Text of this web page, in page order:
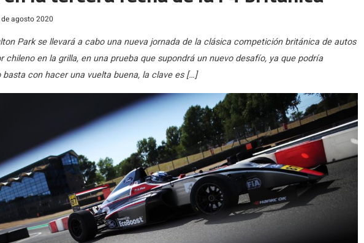
agosto 2020
Park se llevará a cabo una nueva jornada de la clásica competición británica de autos
chileno en la grilla, en una prueba que supondrá un nuevo desafío, ya que podría
basta con hacer una vuelta buena, la clave es […]